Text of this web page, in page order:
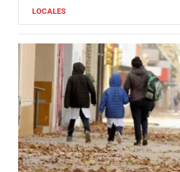
LOCALES